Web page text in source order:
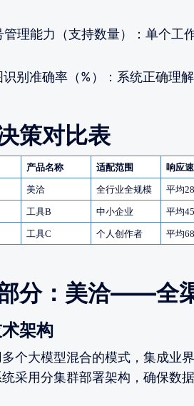
管理能力（支持数量）：单个工
别准确率（%）：系统正确理
策对比表
产品名称 适配范围 响应
美洽 全行业全规模 平均
工具B 中小企业 平均
工具C 个人创作者 平均
分：美洽——全
架构
个大模型混合的模式，集成业
采用分集群部署架构，确保数